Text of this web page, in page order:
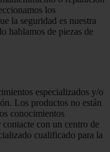
los
la seguridad es nuestra
hablamos de piezas de
especializados y/o
Los productos no están
conocimientos
con un centro de
cualificado para la